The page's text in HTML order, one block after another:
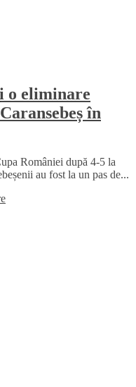
o eliminare
în
României după 4-5 la
au fost la un pas de...